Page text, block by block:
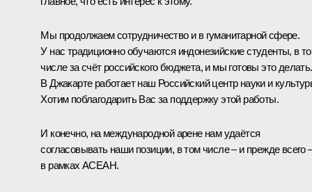
Мы продолжаем сотрудничество и в гуманитарной сфере.
У нас традиционно обучаются индонезийские студенты, в
числе за счёт российского бюджета, и мы готовы это делать.
В Джакарте работает наш Российский центр науки и
Хотим поблагодарить Вас за поддержку этой работы.
И конечно, на международной арене нам удаётся
согласовывать наши позиции, в том числе – и прежде всего
в рамках АСЕАН.